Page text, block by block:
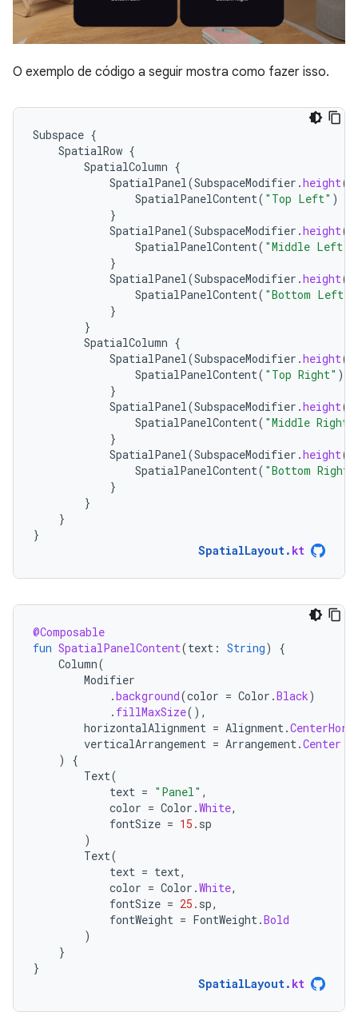
O exemplo de código a seguir mostra como fazer isso.
Subspace {
SpatialRow {
SpatialColumn {
SpatialPanel (SubspaceModifier .height(
SpatialPanelContent( "Top Left" )
}
SpatialPanel (SubspaceModifier .height(
SpatialPanelContent( "Middle Left"
}
SpatialPanel (SubspaceModifier .height(
SpatialPanelContent( "Bottom Left"
}
}
SpatialColumn {
SpatialPanel (SubspaceModifier .height(
SpatialPanelContent( "Top Right" )
}
SpatialPanel (SubspaceModifier .height(
SpatialPanelContent( "Middle Right"
}
SpatialPanel (SubspaceModifier .height(
SpatialPanelContent( "Bottom Right"
}
}
}
}
SpatialLayout. kt
@Composable
fun SpatialPanelContent(text : String)
{
Column(
Modifier
.background(color = Color .Black)
. fillMaxSize(),
horizontalAlignment = Alignment .
verticalArrangement = Arrangement .Center
)
{
Text(
text = "Panel" ,
color = Color .White,
fontSize = 15. sp
)
Text(
text = text,
color = Color .White,
fontSize = 25. sp,
fontWeight = FontWeight .Bold
)
}
}
SpatialLayout. kt